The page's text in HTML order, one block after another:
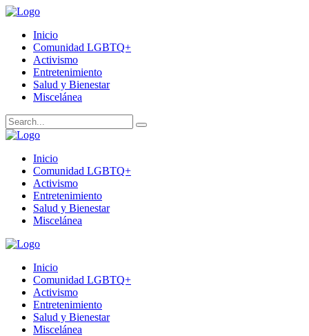
Inicio
Comunidad LGBTQ+
Activismo
Entretenimiento
Salud y Bienestar
Miscelánea
Inicio
Comunidad LGBTQ+
Activismo
Entretenimiento
Salud y Bienestar
Miscelánea
Inicio
Comunidad LGBTQ+
Activismo
Entretenimiento
Salud y Bienestar
Miscelánea